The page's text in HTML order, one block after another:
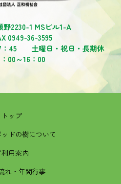
2230-1 MSビル1-A
0949-36-3595
：45 土曜日・祝日・長期休
00～16：00
トップ
ドの樹について
利用案内
れ・年間行事